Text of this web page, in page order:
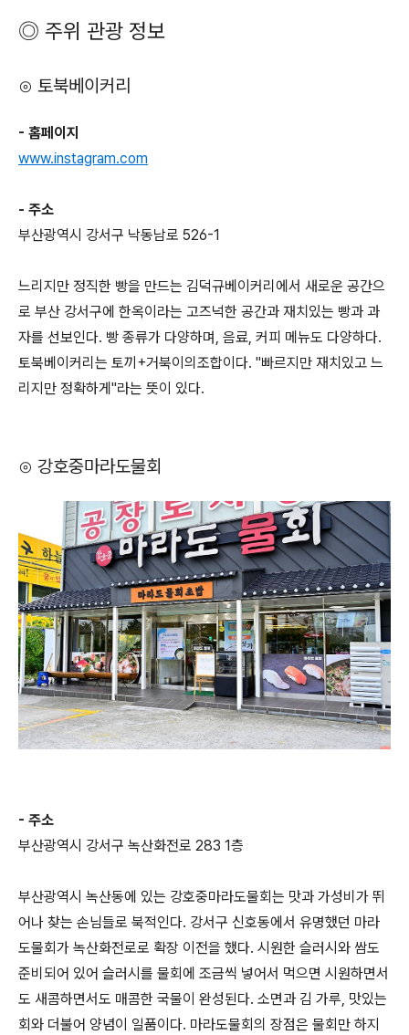
◎ 주위 관광 정보
⊙ 토북베이커리
- 홈페이지
www.instagram.com
- 주소
부산광역시 강서구 낙동남로 526-1
느리지만 정직한 빵을 만드는 김덕규베이커리에서 새로운 공간으
로 부산 강서구에 한옥이라는 고즈넉한 공간과 재치있는 빵과 과
자를 선보인다. 빵 종류가 다양하며, 음료, 커피 메뉴도 다양하다.
토북베이커리는 토끼+거북이의조합이다. "빠르지만 재치있고 느
리지만 정확하게"라는 뜻이 있다.
⊙ 강호중마라도물회
- 주소
부산광역시 강서구 녹산화전로 283 1층
부산광역시 녹산동에 있는 강호중마라도물회는 맛과 가성비가 뛰
어나 찾는 손님들로 북적인다. 강서구 신호동에서 유명했던 마라
도물회가 녹산화전로로 확장 이전을 했다. 시원한 슬러시와 쌈도
준비되어 있어 슬러시를 물회에 조금씩 넣어서 먹으면 시원하면서
도 새콤하면서도 매콤한 국물이 완성된다. 소면과 김 가루, 맛있는
회와 더불어 양념이 일품이다. 마라도물회의 장점은 물회만 하지